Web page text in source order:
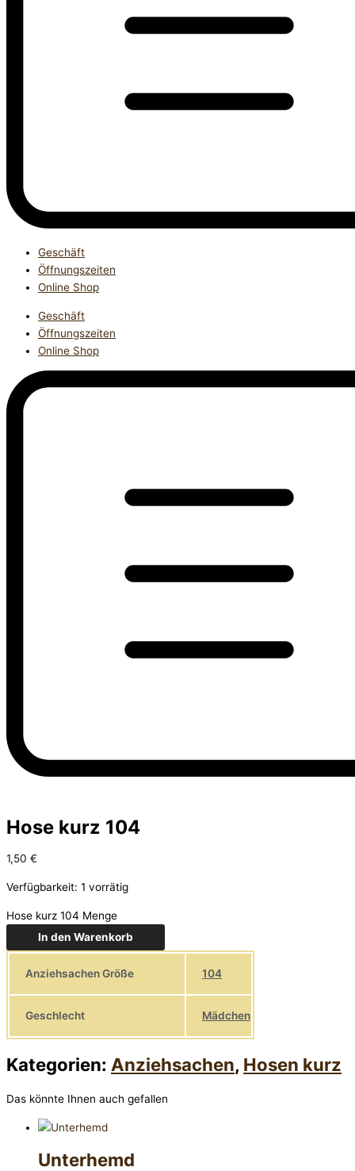
Geschäft
Öffnungszeiten
Online Shop
Geschäft
Öffnungszeiten
Online Shop
Hose kurz 104
1,50 €
Verfügbarkeit: 1 vorrätig
Hose kurz 104 Menge
In den Warenkorb
Anziehsachen Größe 104
Geschlecht Mädchen
Kategorien: Anziehsachen, Hosen kurz
Das könnte Ihnen auch gefallen
Unterhemd